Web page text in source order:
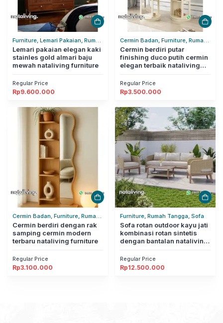
Furniture, Lemari Pakaian, Rumah
Tangga
Lemari pakaian elegan kaki
stainles gold almari baju
mewah nataliving furniture
Regular Price
Rp9.600.000
Cermin Badan, Furniture, Rumah
Tangga
Cermin berdiri putar
finishing duco putih cermin
elegan terbaik nataliving
Regular Price
Rp3.500.000
Cermin Badan, Furniture, Rumah
Tangga
Cermin berdiri dengan rak
samping cermin modern
terbaru nataliving furniture
Regular Price
Rp3.100.000
Furniture, Rumah Tangga, Sofa
Sofa rotan outdoor kayu jati
kombinasi rotan sintetis
dengan bantalan nataliving
Regular Price
Rp12.500.000